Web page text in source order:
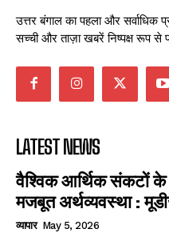
उत्तर बंगाल का पहला और सर्वाधिक
सच्ची और ताज़ा खबरें निष्पक्ष रूप से
LATEST NEWS
वैश्विक आर्थिक संकटों के
मजबूत अर्थव्यवस्था :
व्यापार May 5, 2026